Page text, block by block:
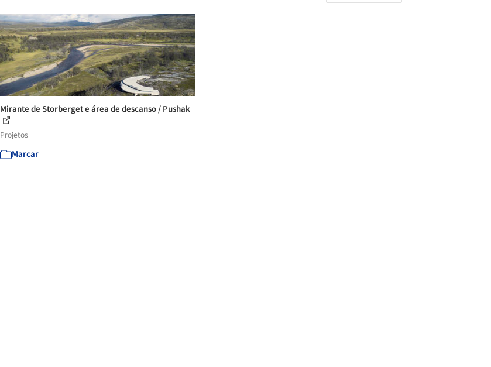
Mirante de Storberget e área de descanso / Pushak
Projetos
Marcar